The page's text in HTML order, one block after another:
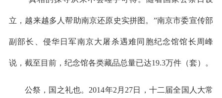
立，越来越多人帮助南京还原史实拼图。”南京市委宣传部
副部长、侵华日军南京大屠杀遇难同胞纪念馆馆长周峰
说，截至目前，纪念馆各类藏品总量已达19.3万件（套）。
公祭，国之礼也。2014年2月27日，十二届全国人大常